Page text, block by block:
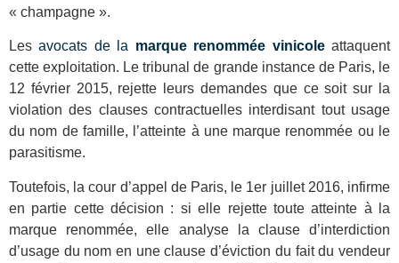
« champagne ».
Lesavocats de la marque renommée vinicoleattaquent
cette exploitation. Le tribunal de grande instance de Paris, le
12 février 2015, rejette leurs demandes que ce soit sur la
violation des clauses contractuelles interdisant tout usage
du nom de famille, l’atteinte à une marque renommée ou le
parasitisme.
Toutefois, la cour d’appel de Paris, le 1er juillet 2016, infirme
en partie cette décision : si elle rejette toute atteinte à la
marque renommée, elle analyse la clause d’interdiction
d’usage du nom en une clause d’éviction du fait du vendeur